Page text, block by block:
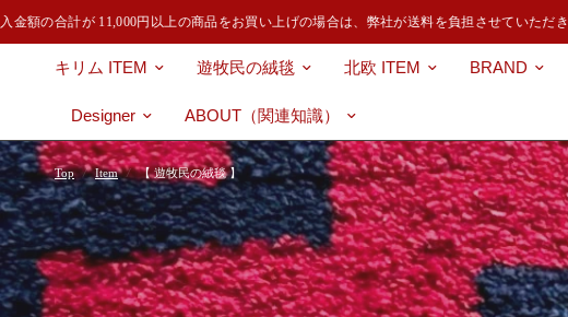
の合計が 11,000円以上の商品をお買い上げの場合は、弊社が送料を負担させていただきま
キリム ITEM 遊牧民の絨毯 北欧 ITEM BRAND
Designer ABOUT（関連知識）
Top / Item / 【 遊牧民の絨毯 】